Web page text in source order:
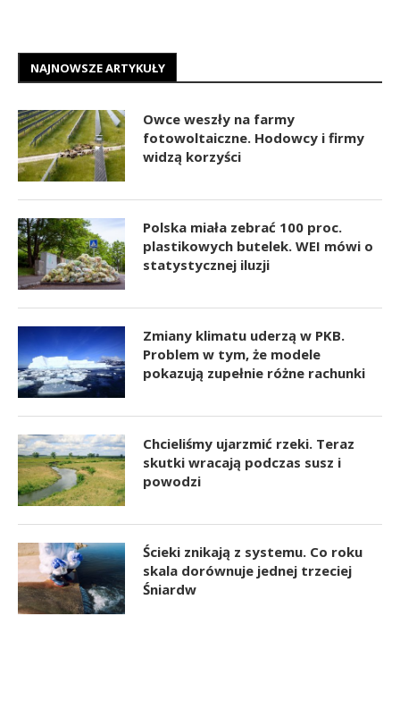
NAJNOWSZE ARTYKUŁY
Owce weszły na farmy
fotowoltaiczne. Hodowcy i firmy
widzą korzyści
Polska miała zebrać 100 proc.
plastikowych butelek. WEI mówi o
statystycznej iluzji
Zmiany klimatu uderzą w PKB.
Problem w tym, że modele
pokazują zupełnie różne rachunki
Chcieliśmy ujarzmić rzeki. Teraz
skutki wracają podczas susz i
powodzi
Ścieki znikają z systemu. Co roku
skala dorównuje jednej trzeciej
Śniardw